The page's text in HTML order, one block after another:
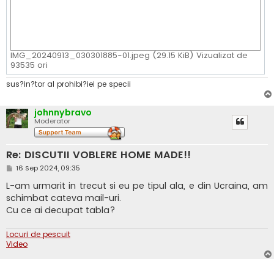
IMG_20240913_030301885-01.jpeg (29.15 KiB) Vizualizat de
93535 ori
sus?in?tor al prohibi?iei pe specii
johnnybravo
Moderator
Re: DISCUTII VOBLERE HOME MADE!!
M
s
a
j
16 Sep 2024, 09:35
L-am urmarit in trecut si eu pe tipul ala, e din Ucraina, am
schimbat cateva mail-uri.
Cu ce ai decupat tabla?
Locuri de pescuit
Video